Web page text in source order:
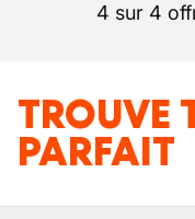
4 sur 4
TROUVE
PARFAIT